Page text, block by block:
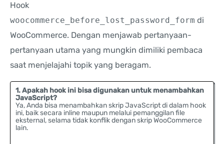
Hook
woocommerce_before_lost_password_form di
WooCommerce. Dengan menjawab pertanyaan-
pertanyaan utama yang mungkin dimiliki pembaca
saat menjelajahi topik yang beragam.
1. Apakah hook ini bisa digunakan untuk menambahkan
JavaScript?
Ya, Anda bisa menambahkan skrip JavaScript di dalam hook
ini, baik secara inline maupun melalui pemanggilan file
eksternal, selama tidak konflik dengan skrip WooCommerce
lain.